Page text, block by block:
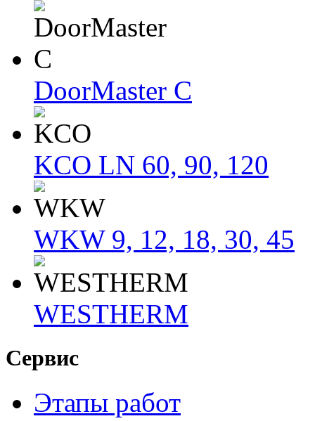
DoorMaster C
KCO LN 60, 90, 120
WKW 9, 12, 18, 30, 45
WESTHERM
Сервис
Этапы работ